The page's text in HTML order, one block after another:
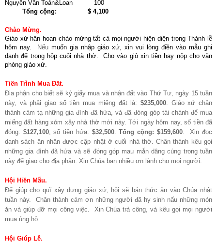
Nguyễn Văn Toán&Loan 100
Tổng cộng: $ 4,100
Chào Mừng.
Giáo xứ hân hoan chào mừng tất cả mọi người hiện diện trong Thánh lễ
hôm nay.
Nếu muốn gia nhập giáo xứ, xin vui lòng điền vào mẫu ghi
danh để trong hộp cuối nhà thờ. Cho vào giỏ xin tiền hay nộp cho văn
phòng giáo xứ.
Tiến Trình Mua Đất.
Địa phận cho biết sẽ ký giấy mua và nhận đất vào Thứ Tư, ngày 15 tuần
này, và phải giao số tiền mua miếng đất là: $235,000. Giáo xứ chân
thành cảm tạ những gia đình đã hứa, và đã đóng góp tài chánh để mua
miếng đất hàng xóm xây nhà thờ mới này. Tới ngày hôm nay, số tiền đã
đóng: $127,100; số tiền hứa: $32,500.Tổng cộng: $159,600. Xin đọc
danh sách ân nhân được cập nhật ở cuối nhà thờ. Chân thành kêu gọi
những gia đình đã hứa và sẽ đóng góp mau mắn dâng cúng trong tuần
này để giao cho địa phận. Xin Chúa ban nhiều ơn lành cho mọi người.
Hội Hiền Mẫu.
Để giúp cho quĩ xây dựng giáo xứ, hội sẽ bán thức ăn vào Chúa nhật
tuần này. Chân thành cám ơn những người đã hy sinh nấu những món
ăn và giúp đỡ mọi công việc. Xin Chúa trả công, và kêu gọi mọi người
mua ủng hộ.
Hội Giúp Lễ.